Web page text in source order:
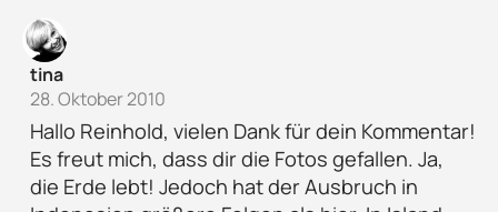
tina
28. Oktober 2010
Hallo Reinhold, vielen Dank für dein Kommentar!
Es freut mich, dass dir die Fotos gefallen. Ja,
die Erde lebt! Jedoch hat der Ausbruch in